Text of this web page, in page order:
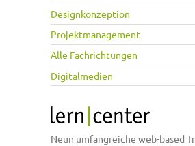
Designkonzeption
Projektmanagement
Alle Fachrichtungen
Digitalmedien
Neun umfangreiche web-based